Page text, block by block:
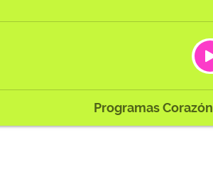
Programas Corazón